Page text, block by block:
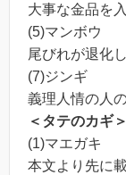
大事な金品を
(5)マンボウ
尾びれが退化
(7)ジンギ
義理人情の人
＜タテのカギ＞
(1)マエガキ
本文より先に